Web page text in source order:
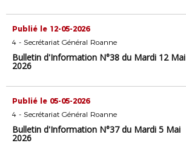
Publié le 12-05-2026
4 - Secrétariat Général Roanne
Bulletin d'Information N°38 du Mardi 12 Mai
2026
Publié le 05-05-2026
4 - Secrétariat Général Roanne
Bulletin d'Information N°37 du Mardi 5 Mai
2026